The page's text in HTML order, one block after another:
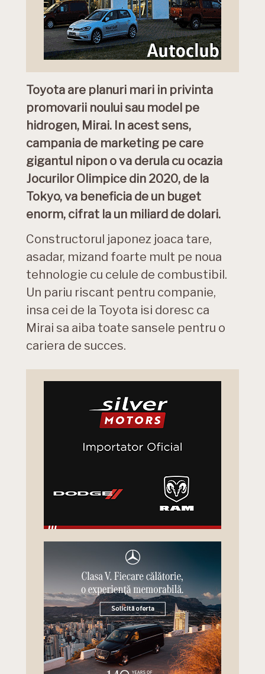
Toyota are planuri mari in privinta
promovarii noului sau model pe
hidrogen, Mirai. In acest sens,
campania de marketing pe care
gigantul nipon o va derula cu ocazia
Jocurilor Olimpice din 2020, de la
Tokyo, va beneficia de un buget
enorm, cifrat la un miliard de dolari.
Constructorul japonez joaca tare,
asadar, mizand foarte mult pe noua
tehnologie cu celule de combustibil.
Un pariu riscant pentru companie,
insa cei de la Toyota isi doresc ca
Mirai sa aiba toate sansele pentru o
cariera de succes.